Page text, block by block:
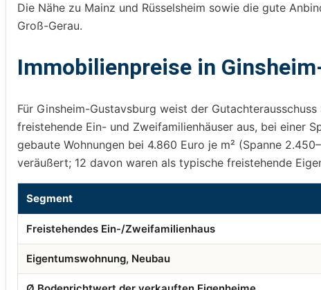
Die Nähe zu Mainz und Rüsselsheim sowie die gute
Groß-Gerau.
Immobilienpreise in
Für Ginsheim-Gustavsburg weist der
freistehende Ein- und Zweifamilienhäuser aus, bei einer
gebaute Wohnungen bei 4.860 Euro je m² (Spanne
veräußert; 12 davon waren als typische freistehende
Segment
Freistehendes Ein-/Zweifamilienhaus
Eigentumswohnung, Neubau